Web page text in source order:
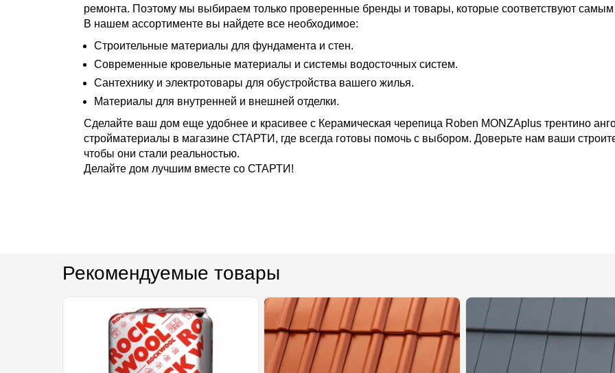
ремонта. Поэтому мы выбираем только проверенные бренды и товары, которые соответствуют самым
В нашем ассортименте вы найдете все необходимое:
Строительные материалы для фундамента и стен.
Современные кровельные материалы и системы водосточных систем.
Сантехнику и электротовары для обустройства вашего жилья.
Материалы для внутренней и внешней отделки.
Сделайте ваш дом еще удобнее и красивее с Керамическая черепица Roben MONZAplus трентино
стройматериалы в магазине СТАРТИ, где всегда готовы помочь с выбором. Доверьте нам ваши
чтобы они стали реальностью.
Делайте дом лучшим вместе со СТАРТИ!
Рекомендуемые товары